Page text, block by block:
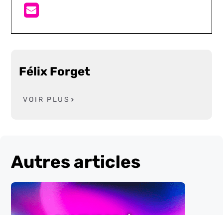
Félix Forget
VOIR PLUS
Autres articles